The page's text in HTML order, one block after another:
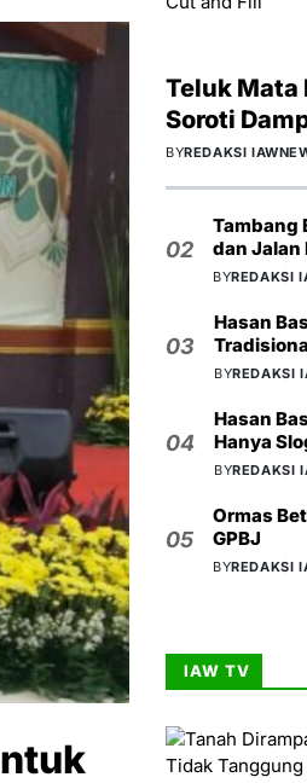
Teluk Mata
Soroti
BYREDAKSI
02
Tambang
dan Jalan
BYREDAKSI
03
Hasan
BYREDAKSI
04
Hasan
Hanya
BYREDAKSI
05
Ormas
GPBJ
BYREDAKSI
IAW TV